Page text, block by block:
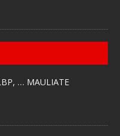
… MAULIATE